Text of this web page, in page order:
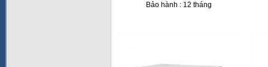
Bảo hành : 12 tháng